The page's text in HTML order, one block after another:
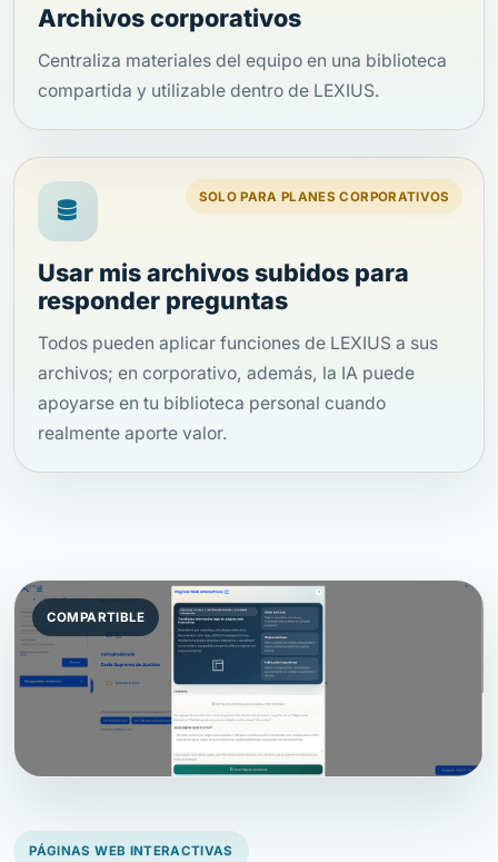
Archivos corporativos
Centraliza materiales del equipo en una biblioteca
compartida y utilizable dentro de LEXIUS.
SOLO PARA PLANES CORPORATIVOS
Usar mis archivos subidos para
responder preguntas
Todos pueden aplicar funciones de LEXIUS a sus
archivos; en corporativo, además, la IA puede
apoyarse en tu biblioteca personal cuando
realmente aporte valor.
COMPARTIBLE
PÁGINAS WEB INTERACTIVAS